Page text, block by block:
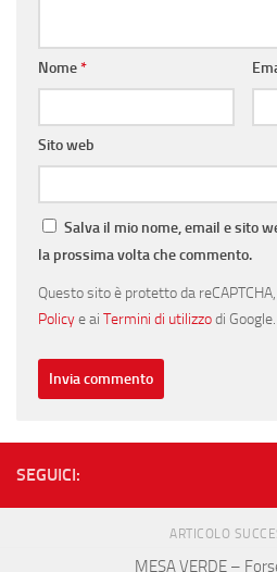
Nome*
Sito web
Salva il mio nome, email e sito
la prossima volta che commento.
Questo sito è protetto da
Policye ai Termini di utilizzodi Google.
SEGUICI:
ARTICOLO
MESA VERDE –